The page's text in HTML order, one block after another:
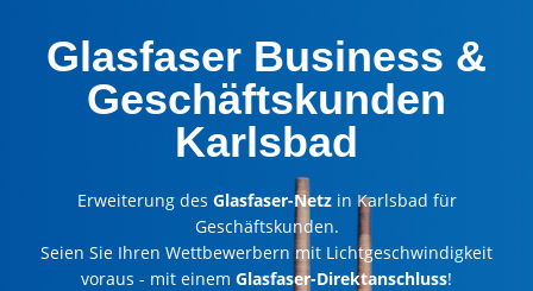
Glasfaser Business &
Geschäftskunden
Karlsbad
Erweiterung des Glasfaser-Netzin Karlsbad für
Geschäftskunden.
Seien Sie Ihren Wettbewerbern mit Lichtgeschwindigkeit
voraus - mit einem Glasfaser-Direktanschluss!